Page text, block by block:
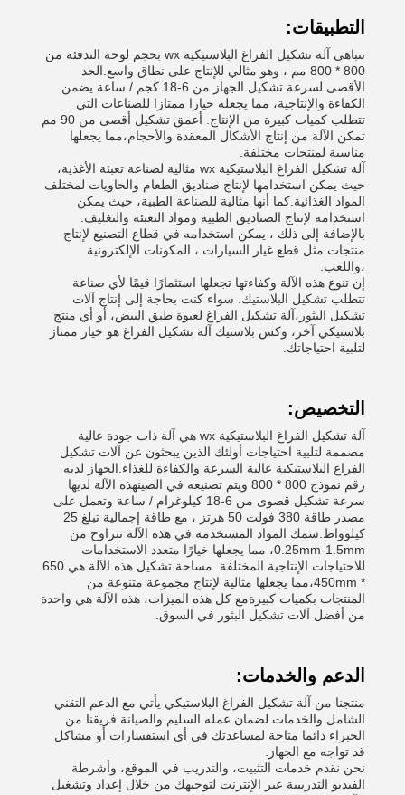
التطبيقات:
تتباهى آلة تشكيل الفراغ البلاستيكية wx بحجم لوحة التدفئة من
800 * 800 مم ، وهو مثالي للإنتاج على نطاق واسع.الحد
الأقصى لسرعة تشكيل الجهاز من 6-18 كجم / ساعة يضمن
الكفاءة والإنتاجية، مما يجعله خيارا ممتازا للصناعات التي
تتطلب كميات كبيرة من الإنتاج. أعمق تشكيل أقصى من 90 مم
تمكن الآلة من إنتاج الأشكال المعقدة والأحجام،مما يجعلها
مناسبة لمنتجات مختلفة.
آلة تشكيل الفراغ البلاستيكية wx مثالية لصناعة تعبئة الأغذية،
حيث يمكن استخدامها لإنتاج صناديق الطعام والحاويات لمختلف
المواد الغذائية.كما أنها مثالية للصناعة الطبية، حيث يمكن
استخدامه لإنتاج الصناديق الطبية ومواد التعبئة والتغليف.
بالإضافة إلى ذلك ، يمكن استخدامه في قطاع التصنيع لإنتاج
منتجات مثل قطع غيار السيارات ، المكونات الإلكترونية
،واللعب.
إن تنوع هذه الآلة وكفاءتها تجعلها استثمارًا قيمًا لأي صناعة
تتطلب تشكيل البلاستيك. سواء كنت بحاجة إلى إنتاج آلات
تشكيل البثور،آلة تشكيل الفراغ لعبوة طبق البيض، أو أي منتج
بلاستيكي آخر، وكس بلاستيك آلة تشكيل الفراغ هو خيار ممتاز
لتلبية احتياجاتك.
التخصيص:
آلة تشكيل الفراغ البلاستيكية wx هي آلة ذات جودة عالية
مصممة لتلبية احتياجات أولئك الذين يبحثون عن آلات تشكيل
الفراغ البلاستيكية عالية السرعة والكفاءة للغذاء.الجهاز لديه
رقم نموذج 800 * 800 ويتم تصنيعه في الصينهذه الآلة لديها
سرعة تشكيل قصوى من 6-18 كيلوغرام / ساعة وتعمل على
مصدر طاقة 380 فولت 50 هرتز ، مع طاقة إجمالية تبلغ 25
كيلوواط.سمك المواد المستخدمة في هذه الآلة تتراوح من
0.25mm-1.5mm، مما يجعلها خيارًا متعدد الاستخدامات
للاحتياجات الإنتاجية المختلفة. مساحة تشكيل هذه الآلة هي 650
* 450mm،مما يجعلها مثالية لإنتاج مجموعة متنوعة من
المنتجات بكميات كبيرةمع كل هذه الميزات، هذه الآلة هي واحدة
من أفضل آلات تشكيل البثور في السوق.
الدعم والخدمات:
منتجنا من آلة تشكيل الفراغ البلاستيكي يأتي مع الدعم التقني
الشامل والخدمات لضمان عمله السليم والصيانة.فريقنا من
الخبراء دائما متاحة لمساعدتك في أي استفسارات أو مشاكل
قد تواجه مع الجهاز.
نحن نقدم خدمات التثبيت، والتدريب في الموقع، وأشرطة
الفيديو التدريبية عبر الإنترنت لتوجيهك من خلال إعداد وتشغيل